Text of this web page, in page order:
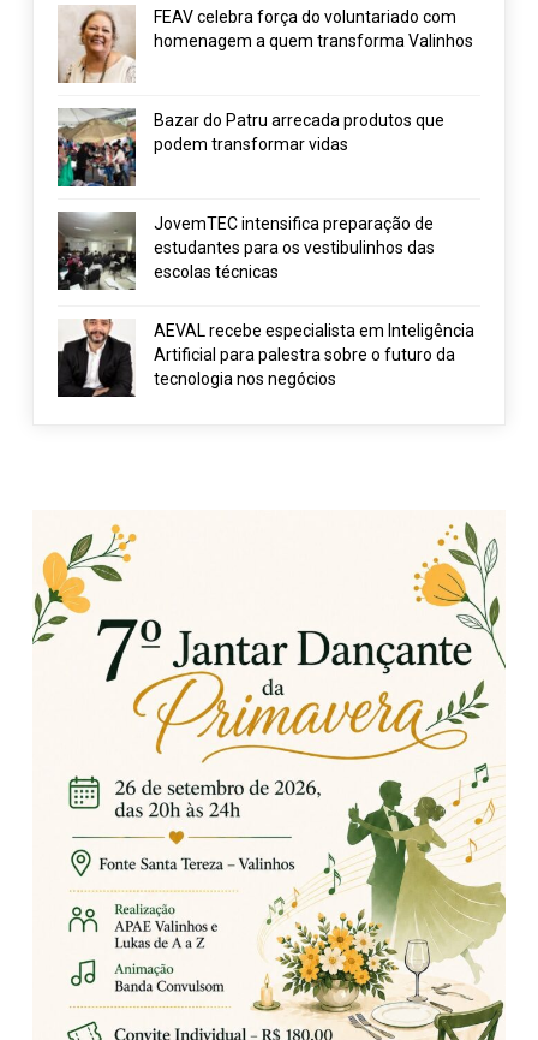
FEAV celebra força do voluntariado com
homenagem a quem transforma Valinhos
Bazar do Patru arrecada produtos que
podem transformar vidas
JovemTEC intensifica preparação de
estudantes para os vestibulinhos das
escolas técnicas
AEVAL recebe especialista em Inteligência
Artificial para palestra sobre o futuro da
tecnologia nos negócios